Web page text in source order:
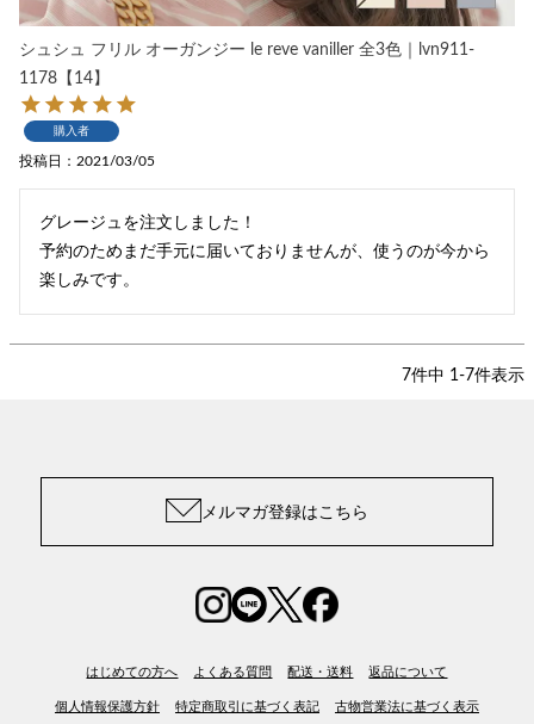
シュシュ フリル オーガンジー le reve vaniller 全3色｜lvn911-
1178【14】
購入者
投稿日 2021/03/05
グレージュを注文しました！
予約のためまだ手元に届いておりませんが、使うのが今から
楽しみです。
7件中 1 -7件表示
メルマガ登録はこちら
はじめての方へ よくある質問 配送・送料 返品について
個人情報保護方針 特定商取引に基づく表記 古物営業法に基づく表示